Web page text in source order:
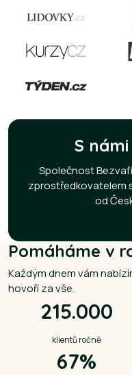
S
Společnost
zprostředkovatelem
od
Pomáháme v
Každým dnem vám
hovoří za vše.
215.000
klientů ročně
67%